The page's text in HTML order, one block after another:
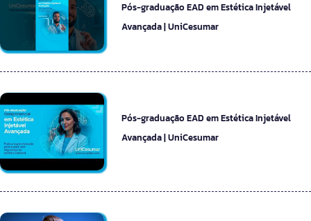
Pós-graduação EAD em Estética Injetável
Avançada | UniCesumar
Pós-graduação EAD em Estética Injetável
Avançada | UniCesumar